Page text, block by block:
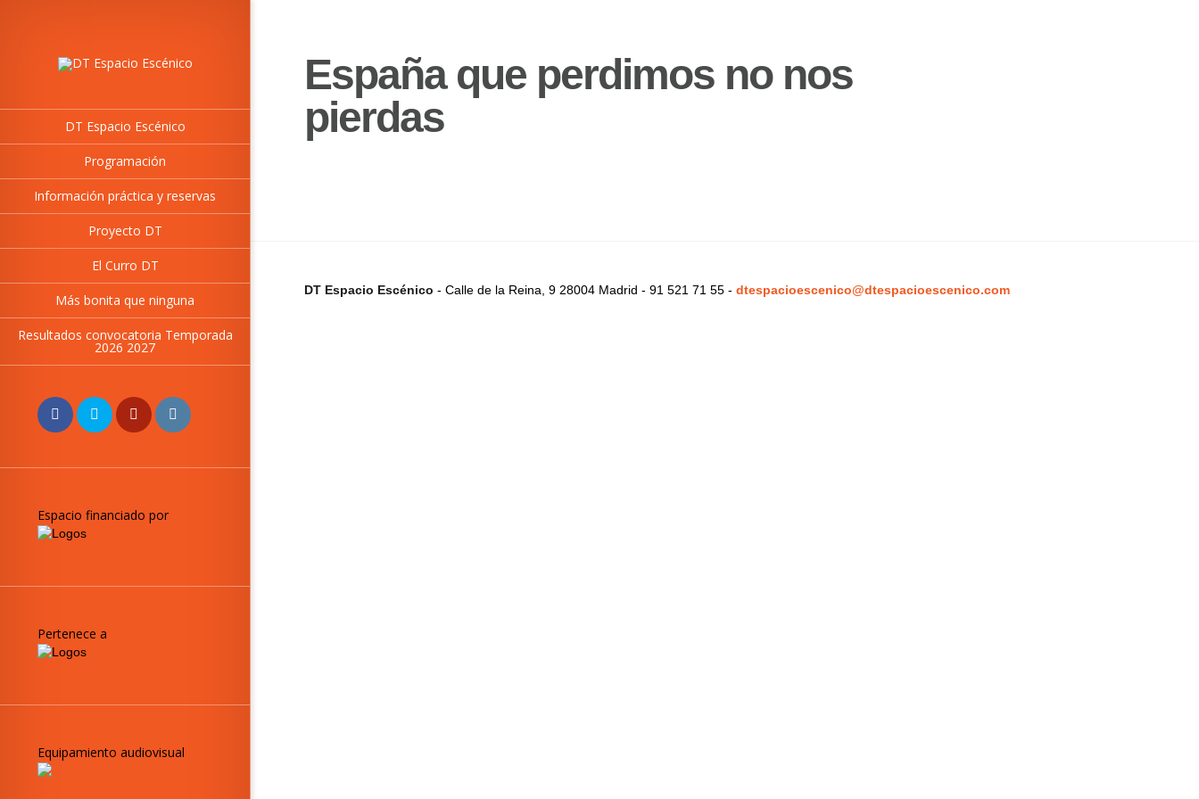
DT Espacio Escénico
Programación
Información práctica y reservas
Proyecto DT
El Curro DT
Más bonita que ninguna
Resultados convocatoria Temporada
2026 2027
Espacio financiado por
Pertenece a
Equipamiento audiovisual
España que perdimos no nos
pierdas
DT Espacio Escénico - Calle de la Reina, 9 28004 Madrid - 91 521 71 55 - dtespacioescenico@dtespacioescenico.com